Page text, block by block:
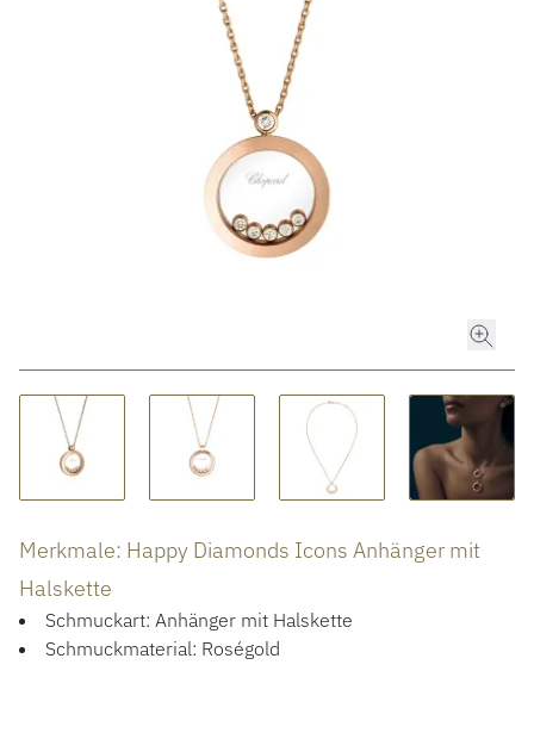
ROLEX CERTIFIED PRE-OWNED
ACCESSOIRES
ÜBER UNS
Merkmale: Happy Diamonds Icons Anhänger mit
Halskette
Schmuckart: Anhänger mit Halskette
Schmuckmaterial: Roségold